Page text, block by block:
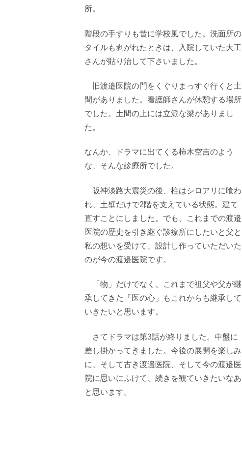
所。
階段の手すりも昔に学校風でした。洗面所の
タイルも剥がれたときは、入院していた大工
さんが貼り治して下さいました。
旧渡邉医院の門をくぐりまっすぐ行くと土
間がありました。看護師さんが休憩する場所
でした。土間の上には立派な梁がありまし
た。
なんか、ドラマに出てくる柿木空吉のよう
な、そんな診療所でした。
阪神淡路大震災の後、柱はシロアリに喰わ
れ、土壁だけで2階を支えている状態。建て
直すことにしました。でも、これまでの渡邉
医院の歴史を引き継ぐ診療所にしたいと父と
私の想いを受けて、設計し作っていただいた
のが今の渡邉医院です。
「物」だけでなく、これまで祖父や父が継
承してきた「医の心」もこれからも継承して
いきたいと思います。
さてドラマは第3話が終りました。中盤に
差し掛かってきました。今後の展開を楽しみ
に、そして古き渡邉医院、そして今の渡邉医
院に思いにふけて、続きを観ていきたいなあ
と思います。